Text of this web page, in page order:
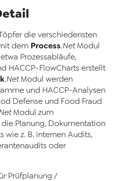
die verschiedensten
dem Process.NetModul
Prozessabläufe,
HACCP-FlowCharts erstellt
.NetModul werden
und HACCP-Analysen
Defense und Food Fraud
Modul zum
Planung, Dokumentation
wie z. B. internen Audits,
oder
Prüfplanung /